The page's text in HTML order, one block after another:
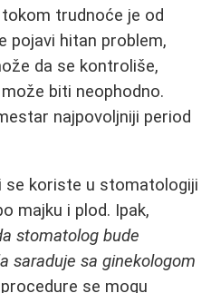
trudnoće je od
pojavi hitan problem,
da se kontroliše,
može biti neophodno.
najpovoljniji period
se koriste u stomatologiji
majku i plod. Ipak,
stomatolog bude
saraduje sa ginekologom
se mogu